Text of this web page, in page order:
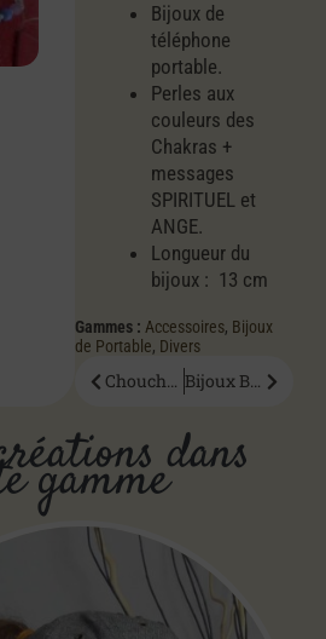
Bijoux de
téléphone
portable.
Perles aux
couleurs des
Chakras +
messages
SPIRITUEL et
ANGE.
Longueur du
bijoux : 13 cm
Gammes : Accessoires, Bijoux
de Portable, Divers
Chouchou Taxusili Bijoux Bamby
dans
gamme